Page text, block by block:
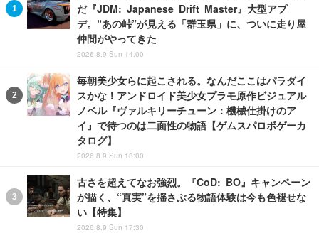
だ『JDM: Japanese Drift Master』大型アプ
デ。“あの峠”が見える「群玉県」に、ついに走り屋
仲間がやってきた
2026.8.9 Sun 14:00
毎朝美少女らに起こされる。なんだここはパラダイ
スかな！アンドロイド美少女プラモ原作ビジュアル
ノベル『ヴァルキリーチューン：機械仕掛けのア
イ』で待つのは二面性の物語【ゲムスパロボゲーカ
タログ】
2026.8.9 Sun 18:00
古さを超えてなお強烈。『CoD: BO』キャンペーン
が描く、“真実”を揺さぶる物語体験は今も色褪せな
い【特集】
2026.8.9 Sun 17:30